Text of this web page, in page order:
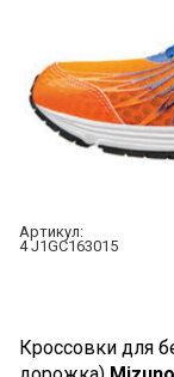
Артикул:
4 J1GC163015
Кроссовки для